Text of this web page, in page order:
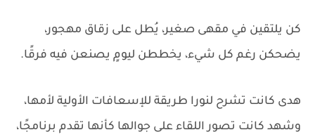
كن يلتقين في مقهى صغير، يُطل على زقاق مهجور،
يضحكن رغم كل شيء، يخططن ليومٍ يصنعن فيه فرقًا.
هدى كانت تشرح لنورا طريقة للإسعافات الأولية لأمها،
وشهد كانت تصور اللقاء على جوالها كأنها تقدم برنامجًا،